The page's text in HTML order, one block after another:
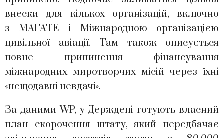
внески для кількох організацій, включно
з МАГАТЕ і Міжнародною організацією
цивільної авіації. Там також описується
повне припинення фінансування
міжнародних миротворчих місій через їхні
«нещодавні невдачі».
За даними WP, у Держдепі готують власний
план скорочення штату, який передбачає